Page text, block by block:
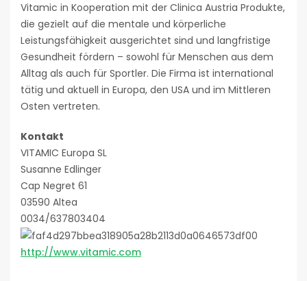
Vitamic in Kooperation mit der Clinica Austria Produkte,
die gezielt auf die mentale und körperliche
Leistungsfähigkeit ausgerichtet sind und langfristige
Gesundheit fördern – sowohl für Menschen aus dem
Alltag als auch für Sportler. Die Firma ist international
tätig und aktuell in Europa, den USA und im Mittleren
Osten vertreten.
Kontakt
VITAMIC Europa SL
Susanne Edlinger
Cap Negret 61
03590 Altea
0034/637803404
http://www.vitamic.com